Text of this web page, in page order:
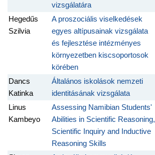
vizsgálatára
Hegedűs
Szilvia
A proszociális viselkedések
egyes altípusainak vizsgálata
és fejlesztése intézményes
környezetben kiscsoportosok
körében
Dancs
Katinka
Általános iskolások nemzeti
identitásának vizsgálata
Linus
Kambeyo
Assessing Namibian Students'
Abilities in Scientific Reasoning,
Scientific Inquiry and Inductive
Reasoning Skills